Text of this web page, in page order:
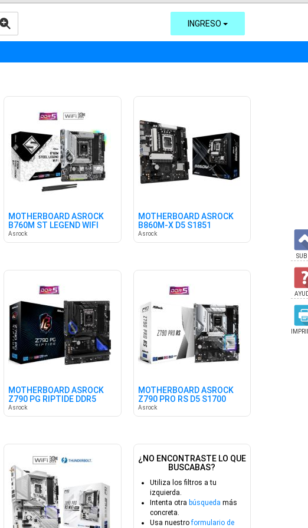
INGRESO
MOTHERBOARD ASROCK
B760M ST LEGEND WIFI
DDR5 S1700
Asrock
MOTHERBOARD ASROCK
B860M-X D5 S1851
Asrock
MOTHERBOARD ASROCK
Z790 PG RIPTIDE DDR5
S1700
Asrock
MOTHERBOARD ASROCK
Z790 PRO RS D5 S1700
Asrock
¿NO ENCONTRASTE LO QUE
BUSCABAS?
Utiliza los filtros a tu
izquierda.
Intenta otra búsqueda más
concreta.
Usa nuestroformulario de